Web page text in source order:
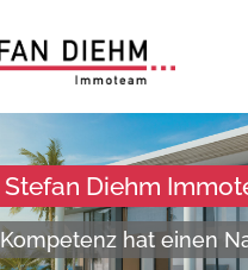
Stefan Diehm
Kompetenz hat einen